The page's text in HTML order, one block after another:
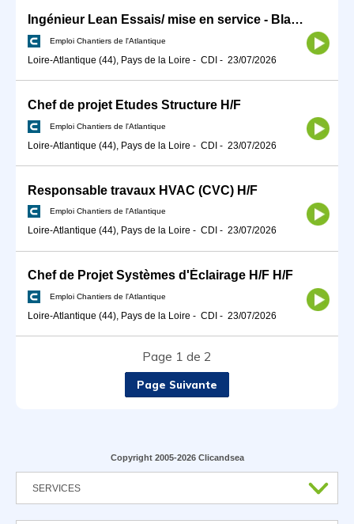
Ingénieur Lean Essais/ mise en service - Black Belt H/F
Emploi Chantiers de l'Atlantique
Loire-Atlantique (44), Pays de la Loire - CDI - 23/07/2026
Chef de projet Etudes Structure H/F
Emploi Chantiers de l'Atlantique
Loire-Atlantique (44), Pays de la Loire - CDI - 23/07/2026
Responsable travaux HVAC (CVC) H/F
Emploi Chantiers de l'Atlantique
Loire-Atlantique (44), Pays de la Loire - CDI - 23/07/2026
Chef de Projet Systèmes d'Éclairage H/F H/F
Emploi Chantiers de l'Atlantique
Loire-Atlantique (44), Pays de la Loire - CDI - 23/07/2026
Page 1 de 2
Page Suivante
Copyright 2005-2026 Clicandsea
SERVICES